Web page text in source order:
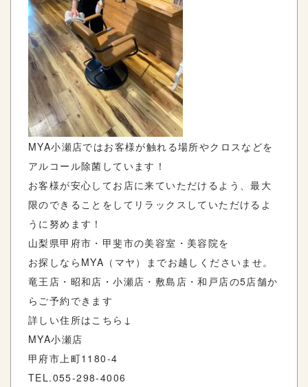
MYA小瀬店ではお客様が触れる場所やクロスなどを
アルコール除菌しています！
お客様が安心してお店に来ていただけるよう、最大
限のできることをしてリラックスしていただけるよ
うに努めます！
山梨県甲府市・甲斐市の美容室・美容院を
お探しなら MYA （マヤ）までお越しくださいませ。
竜王店・昭和店・小瀬店・敷島店・和戸店の5店舗か
らご予約できます
詳しい住所はこちら ↓
MYA小瀬店
甲府市上町1180-4
TEL.055-298-4006